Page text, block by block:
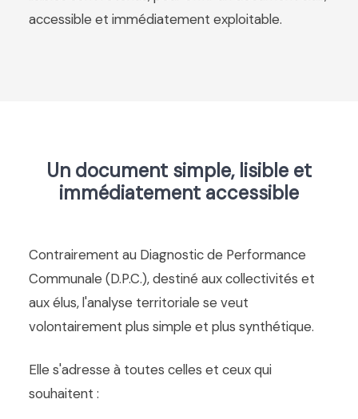
accessible et immédiatement exploitable.
Un document simple, lisible et
immédiatement accessible
Contrairement au Diagnostic de Performance
Communale (D.P.C.), destiné aux collectivités et
aux élus, l'analyse territoriale se veut
volontairement plus simple et plus synthétique.
Elle s'adresse à toutes celles et ceux qui
souhaitent :